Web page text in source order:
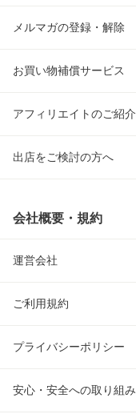
メルマガの登録・解除
お買い物補償サービス
アフィリエイトのご紹介
出店をご検討の方へ
会社概要・規約
運営会社
ご利用規約
プライバシーポリシー
安心・安全への取り組み